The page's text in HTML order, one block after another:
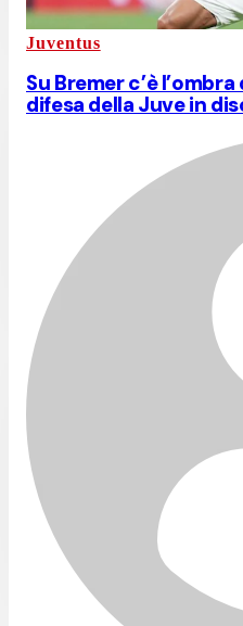
Juventus
Su Bremer c’è
difesa della Juve in